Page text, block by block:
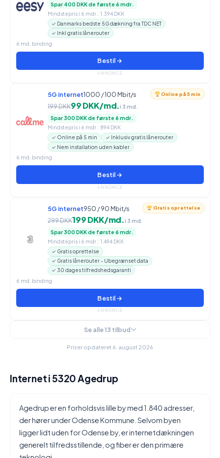
Spar 400 DKK de første 6 mdr.
Mindstepris i 6 mdr.: 1.394 DKK
✓ Danmarks bedste 5G dækning fra TDC NET
✓ Inkl gratis lånerouter
6 md. binding
Bestil →
ANNONCE
Online på 5 min
5G internet1000 / 100 Mbit/s
199 DKK99 DKK/md.i 3 md.
Spar 300 DKK de første 6 mdr.
Mindstepris i 6 mdr.: 894 DKK
✓ Online på 5 min
✓ Inklusiv gratis lånerouter
✓ Nem installation uden kabler
6 md. binding
Bestil →
ANNONCE
Gratis oprettelse
5G internet950 / 90 Mbit/s
299 DKK199 DKK/md.i 3 md.
Spar 300 DKK de første 6 mdr.
Mindstepris i 6 mdr.: 1.494 DKK
✓ Gratis oprettelse
✓ Gratis lånerouter - Ubegrænset data
✓ 30 dages tilfredshedsgaranti
6 md. binding
Bestil →
ANNONCE
Se alle 13 tilbud
Priser opdateret 6. august 2026
Internet i 5320 Agedrup
Agedrup er en forholdsvis lille by med 1.840 adresser,
der hører under Odense Kommune. Selvom byen
ligger lidt uden for Odense by, er internetdækningen
generelt tilfredsstillende, og fiber er den primære